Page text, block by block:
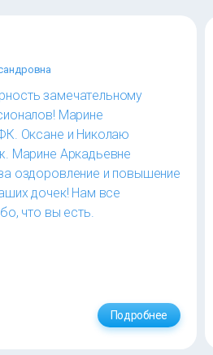
замечательному
Марине
Оксане и Николаю
Марине Аркадьевне
оздоровление и повышение
дочек! Нам все
что вы есть.
Подробнее